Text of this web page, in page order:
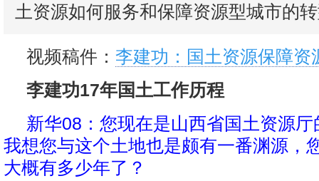
土资源如何服务和保障资源型城市的
视频稿件： 李建功：国土资源保障资
李建功17年国土工作历程
新华08：您现在是山西省国土资源
我想您与这个土地也是颇有一番渊源，
大概有多少年了？